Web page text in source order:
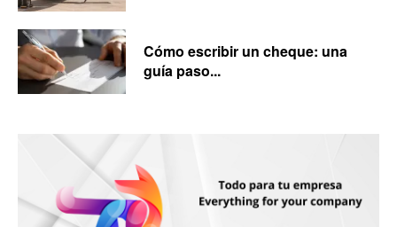
Cómo escribir un cheque: una
guía paso...